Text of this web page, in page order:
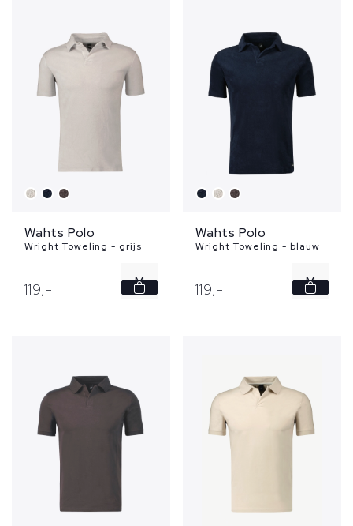
XL
XXL
Wahts Polo
Wright Toweling - grijs
119,- M
XXL
Wahts Polo
Wright Toweling - blauw
119,- M
XXL